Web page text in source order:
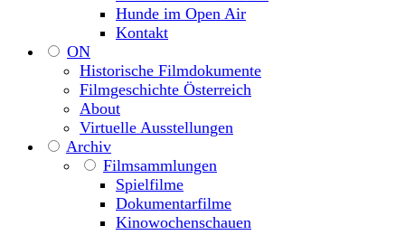
Hunde im Open Air
Kontakt
ON
Historische Filmdokumente
Filmgeschichte Österreich
About
Virtuelle Ausstellungen
Archiv
Filmsammlungen
Spielfilme
Dokumentarfilme
Kinowochenschauen